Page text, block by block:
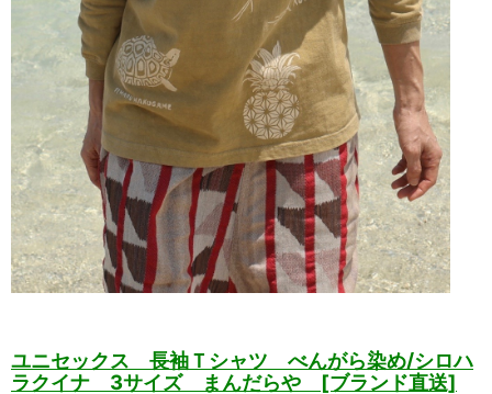
ユニセックス 長袖Ｔシャツ べんがら染め/シロハ
ラクイナ 3サイズ まんだらや [ブランド直送]